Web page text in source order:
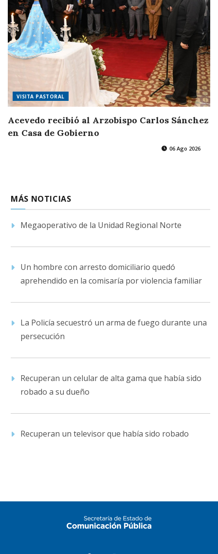
VISITA PASTORAL
Acevedo recibió al Arzobispo Carlos Sánchez
en Casa de Gobierno
06 Ago 2026
MÁS NOTICIAS
Megaoperativo de la Unidad Regional Norte
Un hombre con arresto domiciliario quedó
aprehendido en la comisaría por violencia familiar
La Policía secuestró un arma de fuego durante una
persecución
Recuperan un celular de alta gama que había sido
robado a su dueño
Recuperan un televisor que había sido robado